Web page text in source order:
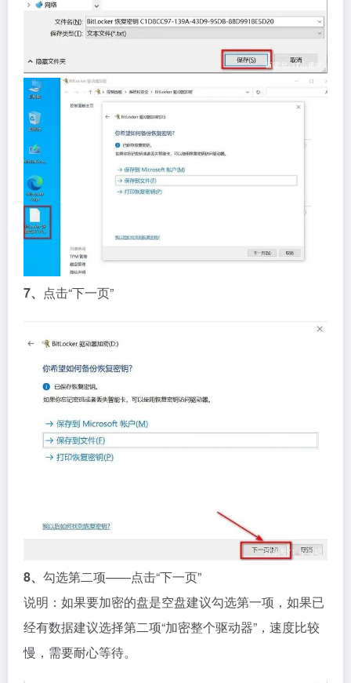
7、 点击“下一页”
8、 勾选第二项——点击“下一页”
说明：如果要加密的盘是空盘建议勾选第一项，如果已
经有数据建议选择第二项“加密整个驱动器”，速度比较
慢，需要耐心等待。